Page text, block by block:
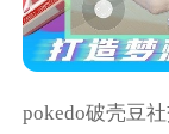
pokedo破壳豆